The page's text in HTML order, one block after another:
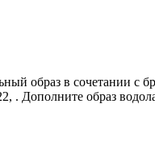
образ в сочетании
Дополните образ